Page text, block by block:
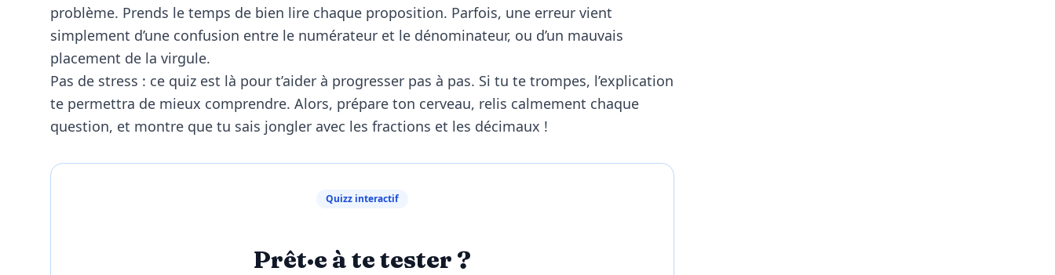
problème. Prends le temps de bien lire chaque proposition. Parfois, une erreur vient
simplement d’une confusion entre le numérateur et le dénominateur, ou d’un mauvais
placement de la virgule.
Pas de stress : ce quiz est là pour t’aider à progresser pas à pas. Si tu te trompes, l’explication
te permettra de mieux comprendre. Alors, prépare ton cerveau, relis calmement chaque
question, et montre que tu sais jongler avec les fractions et les décimaux !
Quizz interactif
Prêt·e à te tester ?